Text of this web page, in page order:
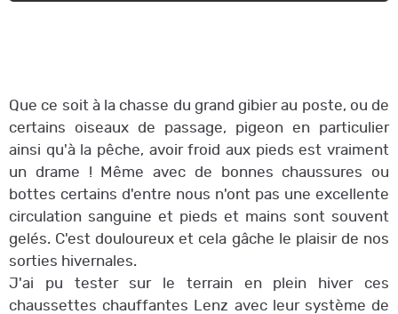
Que ce soit à la chasse du grand gibier au poste, ou de
certains oiseaux de passage, pigeon en particulier
ainsi qu'à la pêche, avoir froid aux pieds est vraiment
un drame ! Même avec de bonnes chaussures ou
bottes certains d'entre nous n'ont pas une excellente
circulation sanguine et pieds et mains sont souvent
gelés. C'est douloureux et cela gâche le plaisir de nos
sorties hivernales.
J'ai pu tester sur le terrain en plein hiver ces
chaussettes chauffantes Lenz avec leur système de